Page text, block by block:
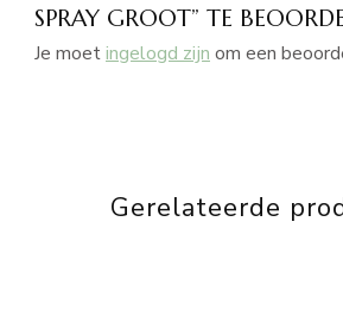
SPRAY GROOT” TE
Je moetingelogd zijn om een
Gerelateerde